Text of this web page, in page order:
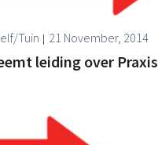
Tuin 21 November, 2014
leiding over Praxis